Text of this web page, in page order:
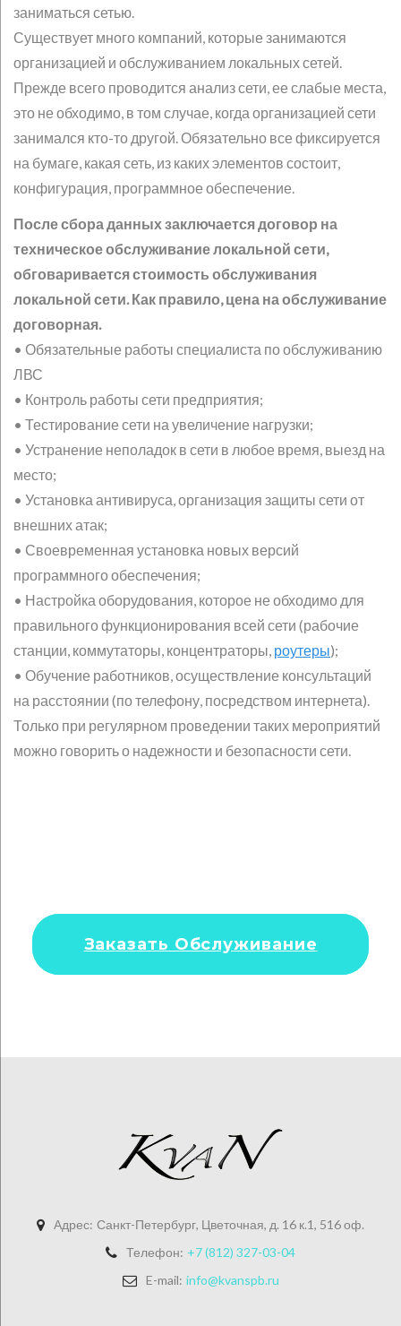
заниматься сетью.
Существует много компаний, которые занимаются
организацией и обслуживанием локальных сетей.
Прежде всего проводится анализ сети, ее слабые места,
это не обходимо, в том случае, когда организацией сети
занимался кто-то другой. Обязательно все фиксируется
на бумаге, какая сеть, из каких элементов состоит,
конфигурация, программное обеспечение.
После сбора данных заключается договор на
техническое обслуживание локальной сети,
обговаривается стоимость обслуживания
локальной сети. Как правило, цена на обслуживание
договорная.
• Обязательные работы специалиста по обслуживанию
ЛВС
• Контроль работы сети предприятия;
• Тестирование сети на увеличение нагрузки;
• Устранение неполадок в сети в любое время, выезд на
место;
• Установка антивируса, организация защиты сети от
внешних атак;
• Своевременная установка новых версий
программного обеспечения;
• Настройка оборудования, которое не обходимо для
правильного функционирования всей сети (рабочие
станции, коммутаторы, концентраторы, роутеры);
• Обучение работников, осуществление консультаций
на расстоянии (по телефону, посредством интернета).
Только при регулярном проведении таких мероприятий
можно говорить о надежности и безопасности сети.
Заказать Обслуживание
Адрес: Санкт-Петербург, Цветочная, д. 16 к.1, 516 оф.
Телефон: +7 (812) 327-03-04
E-mail: info@kvanspb.ru